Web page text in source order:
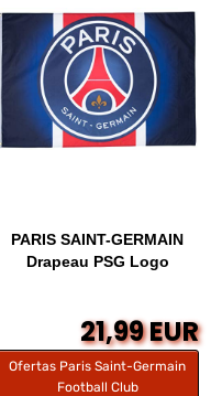
PARIS SAINT-GERMAIN
Drapeau PSG Logo
21,99 EUR
Ofertas Paris Saint-Germain
Football Club